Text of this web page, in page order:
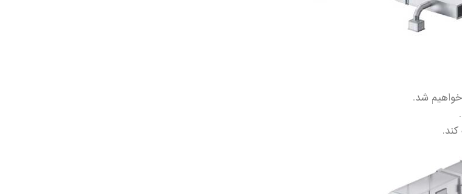
خواهیم شد.